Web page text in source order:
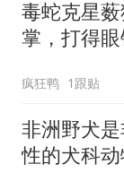
毒蛇克星
掌，打得
疯狂鸭 1跟贴
非洲野犬
性的犬科